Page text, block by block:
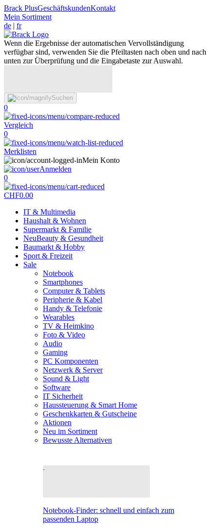
Brack PlusGeschäftskundenKontakt
Mein Sortiment
de | fr
Wenn die Ergebnisse der automatischen Vervollständigung
verfügbar sind, verwenden Sie die Pfeiltasten nach oben und nach
unten zur Überprüfung und die Eingabetaste zur Auswahl.
Suchen
0
Vergleich
0
Merklisten
Mein Konto
Anmelden
0
CHF0.00
IT & Multimedia
Haushalt & Wohnen
Supermarkt & Familie
NeuBeauty & Gesundheit
Baumarkt & Hobby
Sport & Freizeit
Sale
Notebook
Smartphones
Computer & Tablets
Peripherie & Kabel
Handy & Telefonie
Wearables
TV & Heimkino
Foto & Video
Audio
Gaming
PC Komponenten
Netzwerk & Server
Sound & Light
Software
IT Sicherheit
Haussteuerung & Smart Home
Geschenkkarten & Gutscheine
Aktionen
Neu im Sortiment
Bewusste Alternativen
Notebook-Finder: schnell und einfach zum
passenden Laptop